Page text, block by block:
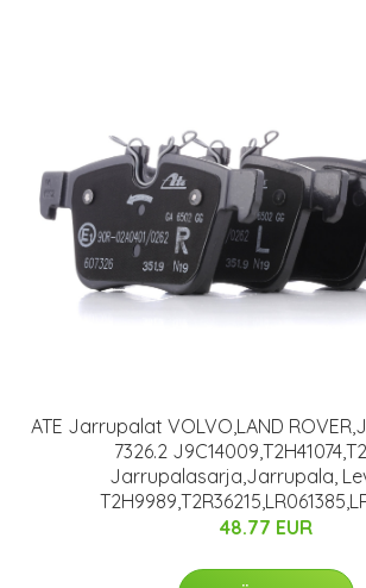
ATE Jarrupalat VOLVO,LAND
7326.2
Jarrupalasarja,Jarrupala,
48.77 EUR